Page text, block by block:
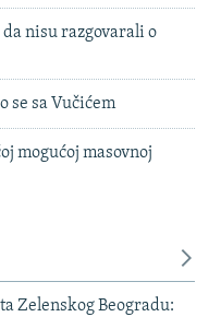
nisu razgovarali o
se sa Vučićem
mogućoj masovnoj
Zelenskog Beogradu: